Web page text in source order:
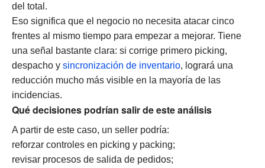
del total.
Eso significa que el negocio no necesita atacar cinco
frentes al mismo tiempo para empezar a mejorar. Tiene
una señal bastante clara: si corrige primero picking,
despacho y sincronización de inventario, logrará una
reducción mucho más visible en la mayoría de las
incidencias.
Qué decisiones podrían salir de este análisis
A partir de este caso, un seller podría:
reforzar controles en picking y packing;
revisar procesos de salida de pedidos;